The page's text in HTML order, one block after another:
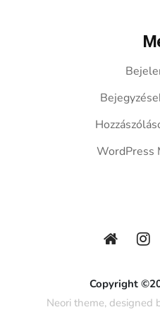
WordPress
Copyright
Neori theme, designed